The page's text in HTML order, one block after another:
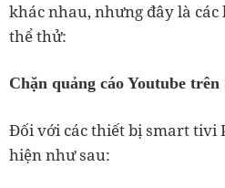
khác nhau, nhưng đây là các
thể thử:
Chặn quảng cáo Youtube
Đối với các thiết bị smart tivi
hiện như sau: